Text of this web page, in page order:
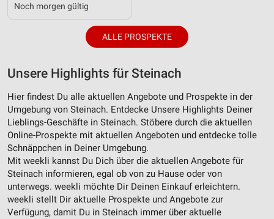
Noch morgen gültig
ALLE PROSPEKTE
Unsere Highlights für Steinach
Hier findest Du alle aktuellen Angebote und Prospekte in der
Umgebung von Steinach. Entdecke Unsere Highlights Deiner
Lieblings-Geschäfte in Steinach. Stöbere durch die aktuellen
Online-Prospekte mit aktuellen Angeboten und entdecke tolle
Schnäppchen in Deiner Umgebung.
Mit weekli kannst Du Dich über die aktuellen Angebote für
Steinach informieren, egal ob von zu Hause oder von
unterwegs. weekli möchte Dir Deinen Einkauf erleichtern.
weekli stellt Dir aktuelle Prospekte und Angebote zur
Verfügung, damit Du in Steinach immer über aktuelle